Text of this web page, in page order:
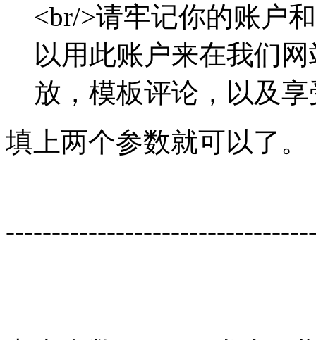
<br/>请牢记你的账户
以用此账户来在我们
放，模板评论，以及
填上两个参数就可以了。